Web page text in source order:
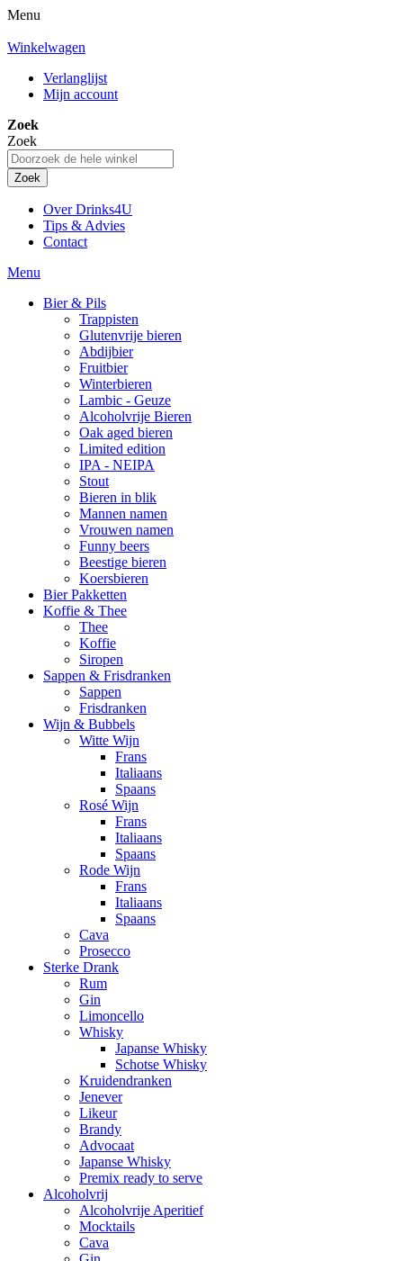
Menu
Winkelwagen
Verlanglijst
Mijn account
Zoek
Zoek
Zoek
Over Drinks4U
Tips & Advies
Contact
Menu
Bier & Pils
Trappisten
Glutenvrije bieren
Abdijbier
Fruitbier
Winterbieren
Lambic - Geuze
Alcoholvrije Bieren
Oak aged bieren
Limited edition
IPA - NEIPA
Stout
Bieren in blik
Mannen namen
Vrouwen namen
Funny beers
Beestige bieren
Koersbieren
Bier Pakketten
Koffie & Thee
Thee
Koffie
Siropen
Sappen & Frisdranken
Sappen
Frisdranken
Wijn & Bubbels
Witte Wijn
Frans
Italiaans
Spaans
Rosé Wijn
Frans
Italiaans
Spaans
Rode Wijn
Frans
Italiaans
Spaans
Cava
Prosecco
Sterke Drank
Rum
Gin
Limoncello
Whisky
Japanse Whisky
Schotse Whisky
Kruidendranken
Jenever
Likeur
Brandy
Advocaat
Japanse Whisky
Premix ready to serve
Alcoholvrij
Alcoholvrije Aperitief
Mocktails
Cava